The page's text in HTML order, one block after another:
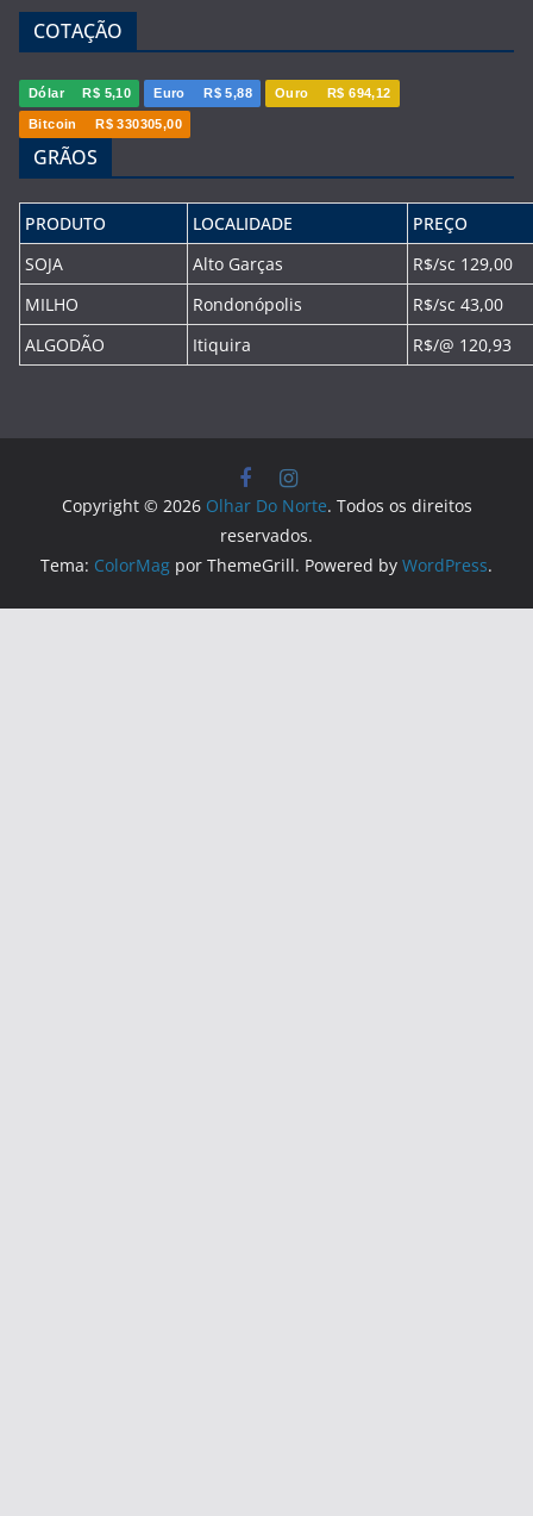
COTAÇÃO
Dólar R$ 5,10 Euro R$ 5,88 Ouro R$ 694,12
Bitcoin R$ 330305,00
GRÃOS
PRODUTO LOCALIDADE
PREÇO
SOJA
Alto Garças
R$/sc 129,00
MILHO
Rondonópolis
R$/sc 43,00
ALGODÃO
Itiquira R$/@ 120,93
Copyright © 2026 Olhar Do Norte. Todos os direitos
reservados.
Tema: ColorMag por ThemeGrill. Powered by WordPress.